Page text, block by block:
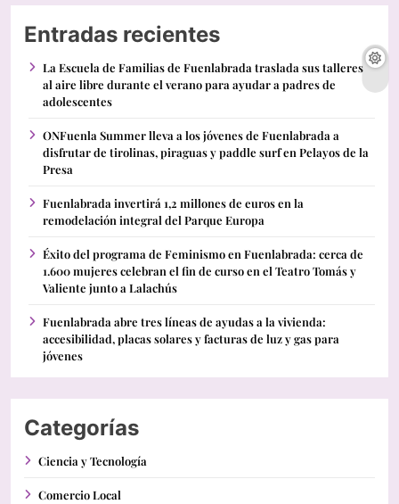
Entradas recientes
La Escuela de Familias de Fuenlabrada traslada sus talleres
al aire libre durante el verano para ayudar a padres de
adolescentes
ONFuenla Summer lleva a los jóvenes de Fuenlabrada a
disfrutar de tirolinas, piraguas y paddle surf en Pelayos de la
Presa
Fuenlabrada invertirá 1,2 millones de euros en la
remodelación integral del Parque Europa
Éxito del programa de Feminismo en Fuenlabrada: cerca de
1.600 mujeres celebran el fin de curso en el Teatro Tomás y
Valiente junto a Lalachús
Fuenlabrada abre tres líneas de ayudas a la vivienda:
accesibilidad, placas solares y facturas de luz y gas para
jóvenes
Categorías
Ciencia y Tecnología
Comercio Local